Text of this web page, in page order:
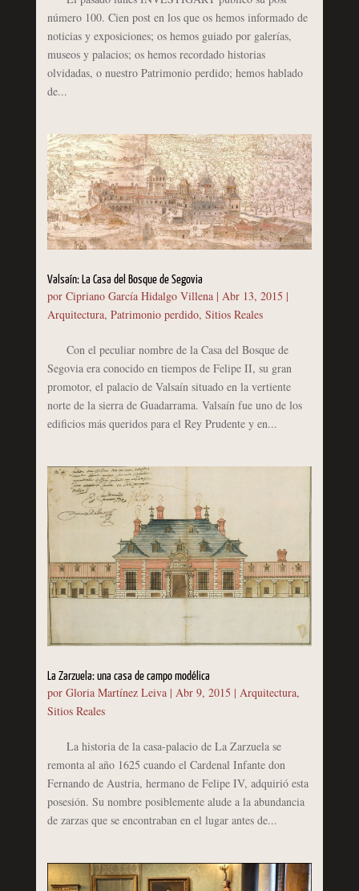
número 100. Cien post en los que os hemos informado de
noticias y exposiciones; os hemos guiado por galerías,
museos y palacios; os hemos recordado historias
olvidadas, o nuestro Patrimonio perdido; hemos hablado
de...
Valsaín: La Casa del Bosque de Segovia
por Cipriano García Hidalgo Villena| Abr 13, 2015 |
Arquitectura, Patrimonio perdido, Sitios Reales
Con el peculiar nombre de la Casa del Bosque de
Segovia era conocido en tiempos de Felipe II, su gran
promotor, el palacio de Valsaín situado en la vertiente
norte de la sierra de Guadarrama. Valsaín fue uno de los
edificios más queridos para el Rey Prudente y en...
La Zarzuela: una casa de campo modélica
por Gloria Martínez Leiva| Abr 9, 2015 | Arquitectura,
Sitios Reales
La historia de la casa-palacio de La Zarzuela se
remonta al año 1625 cuando el Cardenal Infante don
Fernando de Austria, hermano de Felipe IV, adquirió esta
posesión. Su nombre posiblemente alude a la abundancia
de zarzas que se encontraban en el lugar antes de...